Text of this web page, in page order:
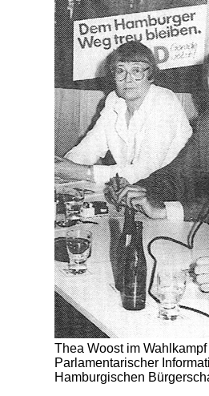
Thea Woost im
Parlamentarischer
Hamburgischen